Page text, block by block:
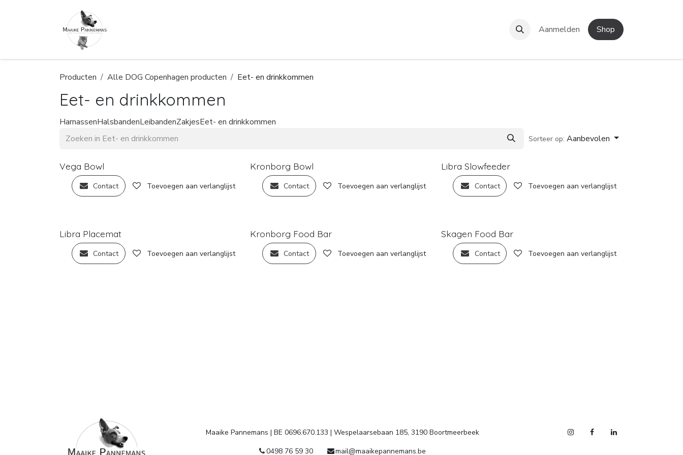
Aanmelden Shop
Producten Alle DOG Copenhagen producten Eet- en drinkkommen
Eet- en drinkkommen
HarnassenHalsbandenLeibandenZakjesEet- en drinkkommen
Sorteer op: Aanbevolen
Vega Bowl
Contact Toevoegen aan verlanglijst
Kronborg Bowl
Contact Toevoegen aan verlanglijst
Nieuw!
Libra Slowfeeder
Contact Toevoegen aan verlanglijst
Libra Placemat
Contact Toevoegen aan verlanglijst
Kronborg Food Bar
Contact Toevoegen aan verlanglijst
Skagen Food Bar
Contact Toevoegen aan verlanglijst
Maaike Pannemans | BE 0696.670.133 | Wespelaarsebaan 185, 3190 Boortmeerbeek
0498 76 59 30
mail@maaikepannemans.be